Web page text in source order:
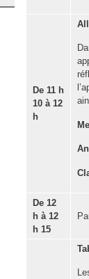
De 11 h
10 à 12
h
De 12
h à 12
h 15